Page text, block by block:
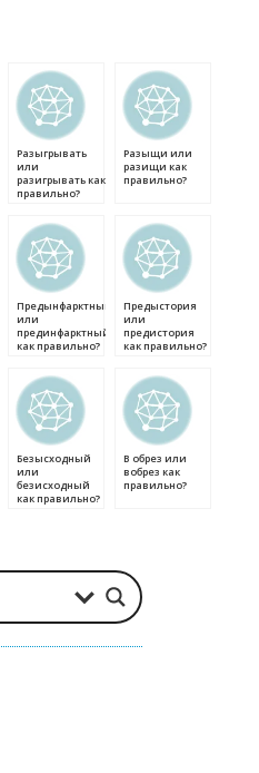
Разыгрывать
или
разигрывать как
правильно?
Разыщи или
разищи как
правильно?
Предынфарктный
или
прединфарктный
как правильно?
Предыстория
или
предистория
как правильно?
Безысходный
или
безисходный
как правильно?
В обрез или
вобрез как
правильно?